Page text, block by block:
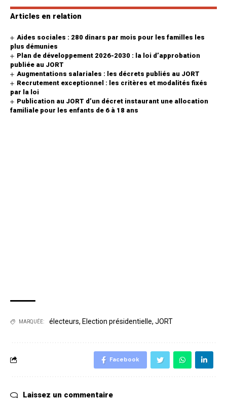
Articles en relation
Aides sociales : 280 dinars par mois pour les familles les
plus démunies
Plan de développement 2026-2030 : la loi d’approbation
publiée au JORT
Augmentations salariales : les décrets publiés au JORT
Recrutement exceptionnel : les critères et modalités fixés
par la loi
Publication au JORT d’un décret instaurant une allocation
familiale pour les enfants de 6 à 18 ans
MARQUÉE: électeurs, Election présidentielle, JORT
Facebook
Laissez un commentaire